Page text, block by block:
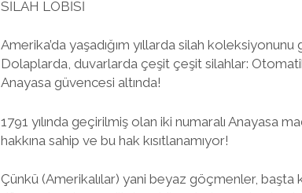
SİLAH LOBİSİ
Amerika’da yaşadığım yıllarda silah
Dolaplarda, duvarlarda çeşit çeşit silahlar:
Anayasa güvencesi altında!
1791 yılında geçirilmiş olan iki numaralı Anayasa
hakkına sahip ve bu hak kısıtlanamıyor!
Çünkü (Amerikalılar) yani beyaz göçmenler,